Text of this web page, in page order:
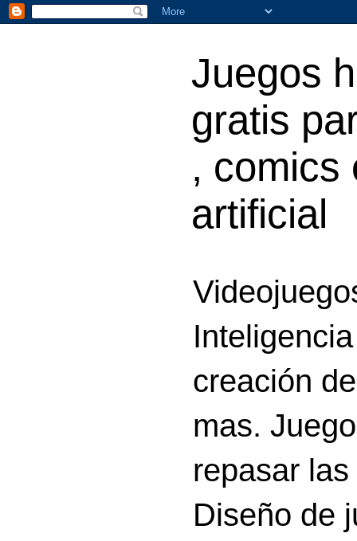
Juegos
gratis
, comics
artificial
creación
mas.
repasar
Diseño de